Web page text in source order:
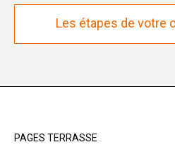
Les étapes de votre
PAGES TERRASSE